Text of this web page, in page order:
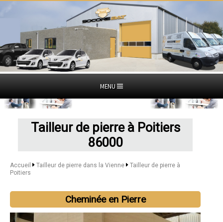
MENU
Tailleur de pierre à Poitiers
86000
Accueil Tailleur de pierre dans la Vienne
Tailleur de pierre à
Poitiers
Cheminée en Pierre